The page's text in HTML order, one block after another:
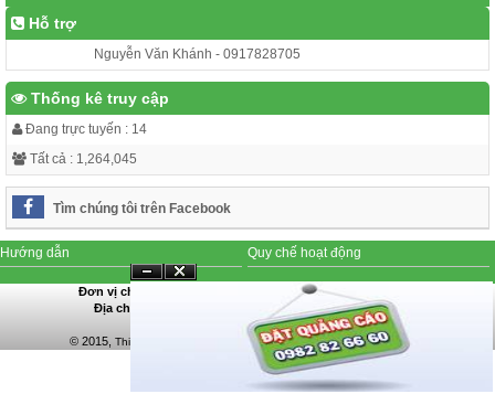
Hỗ trợ
Nguyễn Văn Khánh - 0917828705
Thống kê truy cập
Đang trực tuyến : 14
Tất cả : 1,264,045
Tìm chúng tôi trên Facebook
Hướng dẫn Quy chế hoạt động
Đơn vị chủ quản:
Công ty TNHH Điện tử - Tin học Việt Khánh
Địa chỉ:
Số 149, Nguyễn Thái Học, Quy Nhơn, Bình Định
Mã số doanh nghiệp:4100532005
© 2015, Thiết bị điện tự động - Việt Khánh. Design byvietkhanh.net